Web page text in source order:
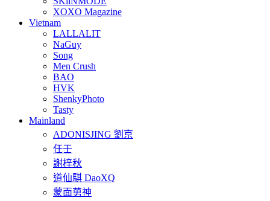
XOXO Magazine
Vietnam
LALLALIT
NaGuy
Song
Men Crush
BAO
HVK
ShenkyPhoto
Tasty
Mainland
ADONISJING 劉京
任壬
謝梓秋
道仙騏 DaoXQ
蒙面莮神